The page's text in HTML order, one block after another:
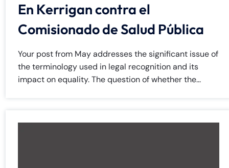
En Kerrigan contra el
Comisionado de Salud Pública
Your post from May addresses the significant issue of
the terminology used in legal recognition and its
impact on equality. The question of whether the...